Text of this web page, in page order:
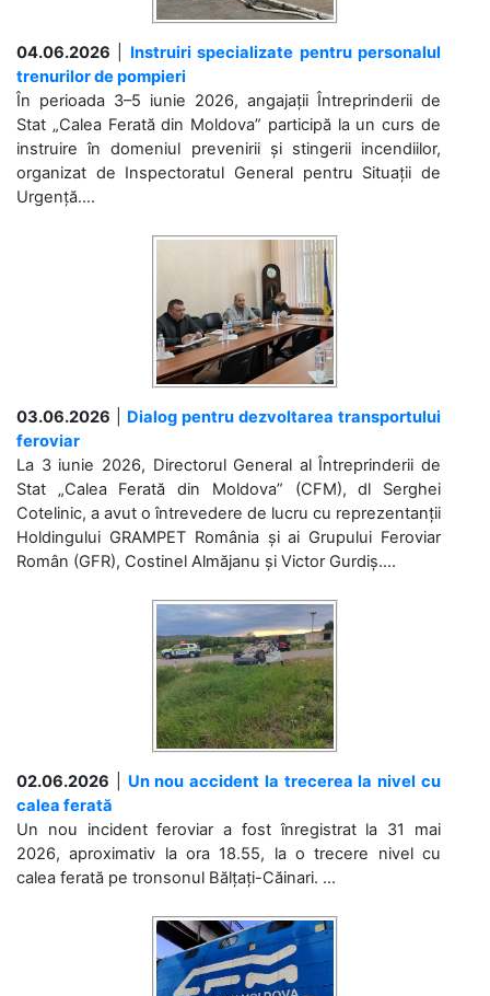
04.06.2026
Instruiri specializate pentru personalul
trenurilor de pompieri
În perioada 3–5 iunie 2026, angajații Întreprinderii de
Stat „Calea Ferată din Moldova” participă la un curs de
instruire în domeniul prevenirii și stingerii incendiilor,
organizat de Inspectoratul General pentru Situații de
Urgență....
03.06.2026
Dialog pentru dezvoltarea transportului
feroviar
La 3 iunie 2026, Directorul General al Întreprinderii de
Stat „Calea Ferată din Moldova” (CFM), dl Serghei
Cotelinic, a avut o întrevedere de lucru cu reprezentanții
Holdingului GRAMPET România și ai Grupului Feroviar
Român (GFR), Costinel Almăjanu și Victor Gurdiș....
02.06.2026
Un nou accident la trecerea la nivel cu
calea ferată
Un nou incident feroviar a fost înregistrat la 31 mai
2026, aproximativ la ora 18.55, la o trecere nivel cu
calea ferată pe tronsonul Bălțați-Căinari. ...